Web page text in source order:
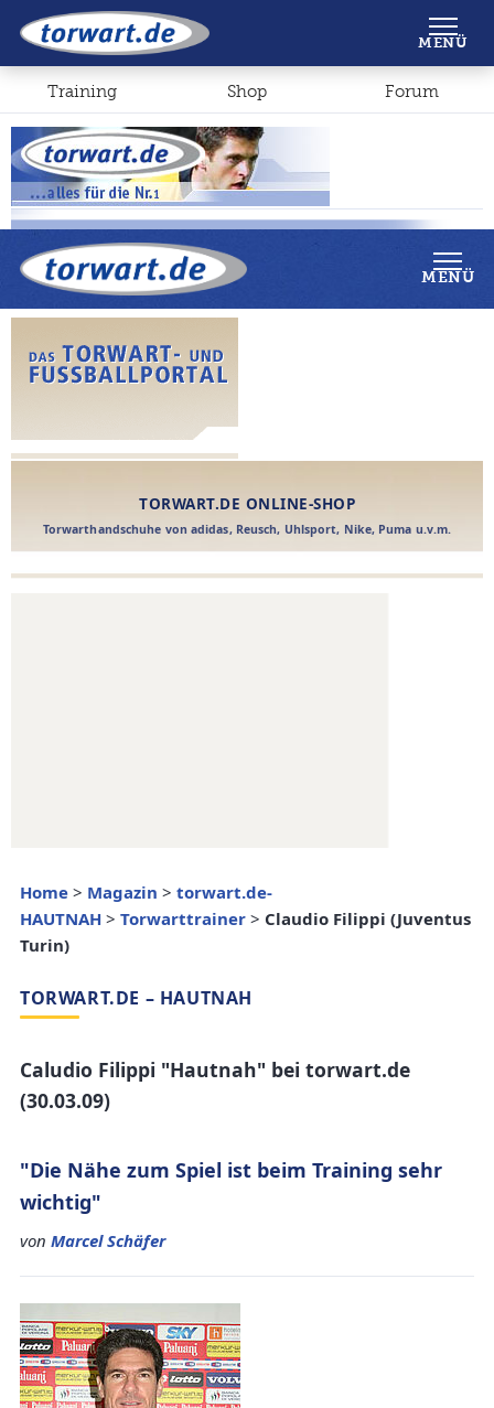
Shop Forum
MENÜ
Home > Magazin > torwart.de-
HAUTNAH > Torwarttrainer > Claudio Filippi (Juventus
Turin)
TORWART.DE – HAUTNAH
Caludio Filippi "Hautnah" bei torwart.de
(30.03.09)
"Die Nähe zum Spiel ist beim Training sehr
wichtig"
von Marcel Schäfer